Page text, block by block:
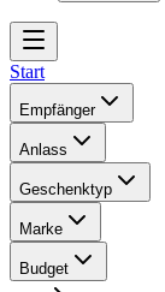
Start
Empfänger
Anlass
Geschenktyp
Marke
Budget